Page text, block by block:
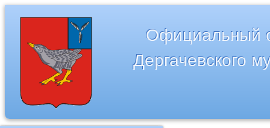
Официальный
Дергачевского